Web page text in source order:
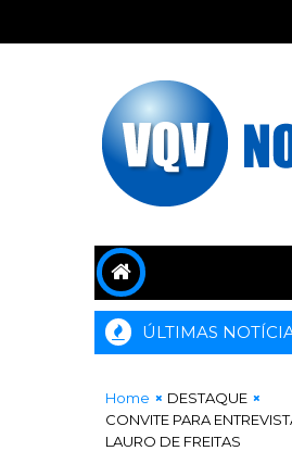
ÚLTIMAS
Home
DESTAQUE
CONVITE PARA
LAURO DE FREITAS